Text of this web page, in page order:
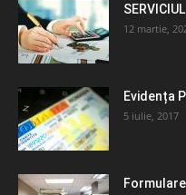
12 martie,
Evidența
5 iulie, 2017
Formulare